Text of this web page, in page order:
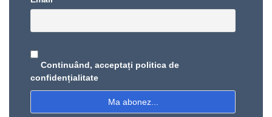
Continuând, acceptați politica de
confidențialitate